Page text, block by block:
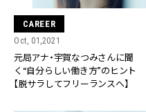
CAREER
Oct, 01,2021
元局アナ・宇賀なつみさんに聞
く“自分らしい働き方”のヒント
【脱サラしてフリーランスへ】